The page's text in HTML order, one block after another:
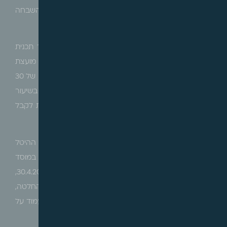
ופורסם ביום 18.11.2021, נקבע הסדר חדש להיטל השבחה
החל מיום 1.5.2022 שיעור היטל ההשבחה בשל אישור תכנית
פינוי בינוי יעמוד על 25% במקום 50%. על אף האמור, מועצת
הרשות המקומית רשאית לקבוע בתחומה אזורים, בשטח של 30
דונם לפחות, ולקבוע לגבי כל אחד מהם היטל השבחה בשיעור
של 50% או 25% או פטור. על מועצת הרשות המקומית לקבל
קיבלה מועצת הרשות המקומית החלטה כאמור, שיעורי ההיטל
שנקבעו לאזורים השונים יחולו ביחס לכל תכנית שתיקלט במוסד
התכנון במהלך חמש השנים מיום 1.5.2022 ועד יום 30.4.2027,
זאת גם אם התכנית תמומש לאחר תקופה זו. בהעדר החלטה,
שיעור היטל ההשבחה בתחום הרשות המקומית כולה יעמוד על